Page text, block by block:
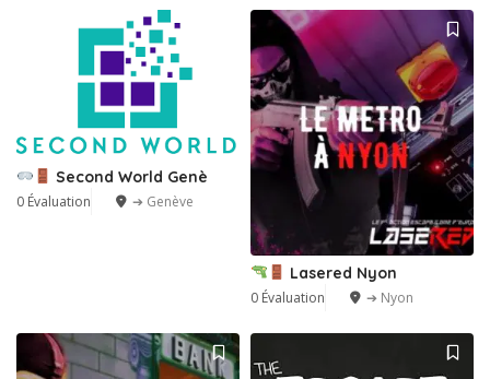
Second World Genè
0 Évaluation ➔ Genève
Lasered Nyon
0 Évaluation ➔ Nyon